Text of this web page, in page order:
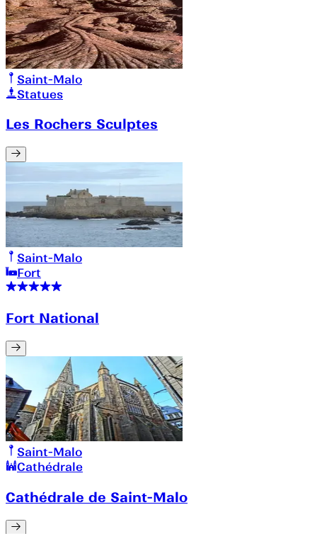
Saint-Malo
Statues
Les Rochers Sculptes
Saint-Malo
Fort
Fort National
Saint-Malo
Cathédrale
Cathédrale de Saint-Malo